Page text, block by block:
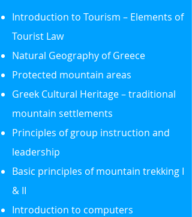
Introduction to Tourism – Elements of
Tourist Law
Natural Geography of Greece
Protected mountain areas
Greek Cultural Heritage – traditional
mountain settlements
Principles of group instruction and
leadership
Basic principles of mountain trekking I
& II
Introduction to computers